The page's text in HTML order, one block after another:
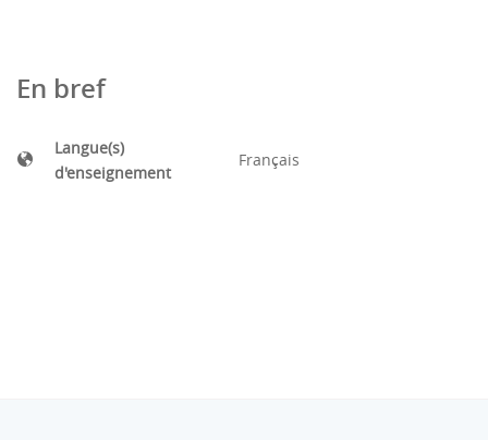
En bref
Langue(s)
d'enseignement
Français